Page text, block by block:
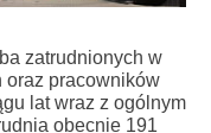
zatrudnionych w
oraz pracowników
lat wraz z ogólnym
obecnie 191